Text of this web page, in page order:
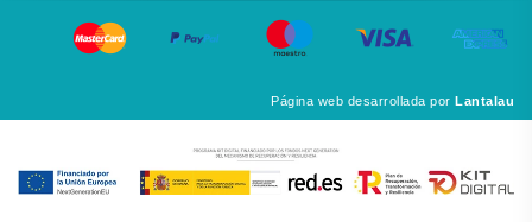
Página web desarrollada por Lantalau